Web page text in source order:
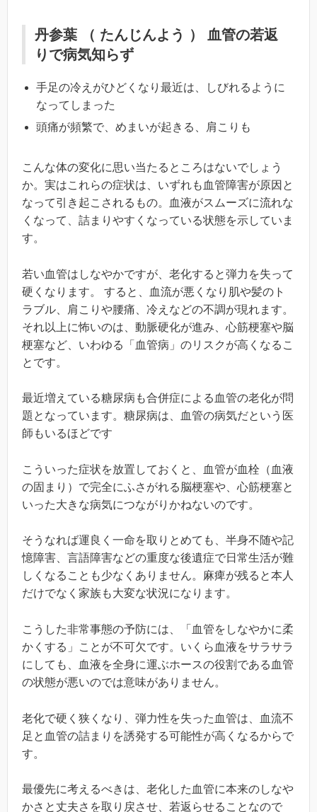
丹参葉 （ たんじんよう ） 血管の若返
りで病気知らず
手足の冷えがひどくなり最近は、しびれるように
なってしまった
頭痛が頻繁で、めまいが起きる、肩こりも
こんな体の変化に思い当たるところはないでしょう
か。実はこれらの症状は、いずれも血管障害が原因と
なって引き起こされるもの。血液がスムーズに流れな
くなって、詰まりやすくなっている状態を示していま
す。
若い血管はしなやかですが、老化すると弾力を失って
硬くなります。 すると、血流が悪くなり肌や髪のト
ラブル、肩こりや腰痛、冷えなどの不調が現れます。
それ以上に怖いのは、動脈硬化が進み、心筋梗塞や脳
梗塞など、いわゆる「血管病」のリスクが高くなるこ
とです。
最近増えている糖尿病も合併症による血管の老化が問
題となっています。糖尿病は、血管の病気だという医
師もいるほどです
こういった症状を放置しておくと、血管が血栓（血液
の固まり）で完全にふさがれる脳梗塞や、心筋梗塞と
いった大きな病気につながりかねないのです。
そうなれば運良く一命を取りとめても、半身不随や記
憶障害、言語障害などの重度な後遺症で日常生活が難
しくなることも少なくありません。麻痺が残ると本人
だけでなく家族も大変な状況になります。
こうした非常事態の予防には、「血管をしなやかに柔
かくする」ことが不可欠です。いくら血液をサラサラ
にしても、血液を全身に運ぶホースの役割である血管
の状態が悪いのでは意味がありません。
老化で硬く狭くなり、弾力性を失った血管は、血流不
足と血管の詰まりを誘発する可能性が高くなるからで
す。
最優先に考えるべきは、老化した血管に本来のしなや
かさと丈夫さを取り戻させ、若返らせることなので